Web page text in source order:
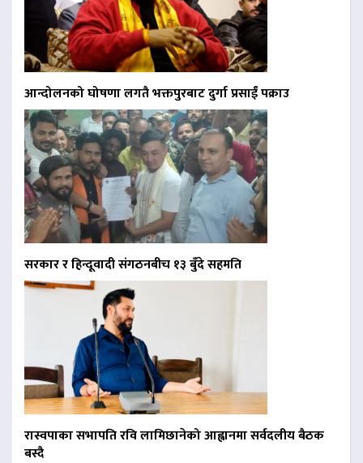
आन्दोलनको घोषणा लगतै भक्तपुरबाट दुर्गा प्रसाईं पक्राउ
सरकार र हिन्दूवादी संगठनबीच १३ बुँदे सहमति
रास्वपाका सभापति रवि लामिछानेको आह्वानमा सर्वदलीय बैठक
बस्दै